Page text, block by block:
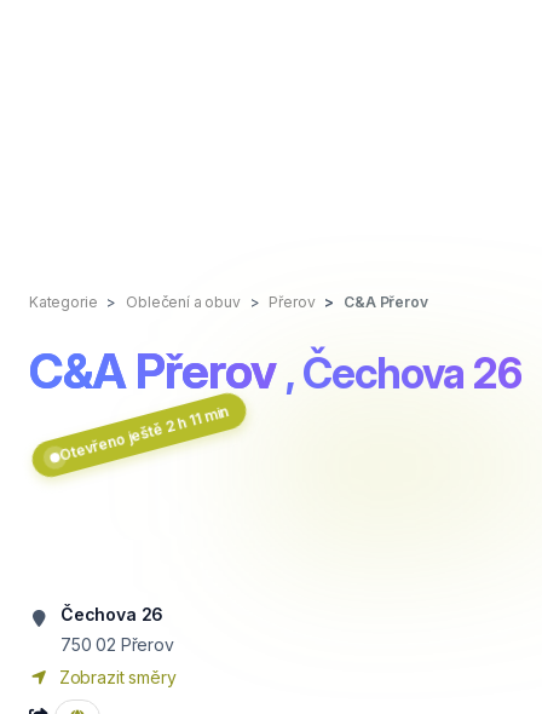
Kategorie Oblečení a obuv Přerov C&A Přerov
C&A Přerov , Čechova 26
Otevřeno ještě 2 h 11 min
Čechova 26
750 02 Přerov
Zobrazit směry